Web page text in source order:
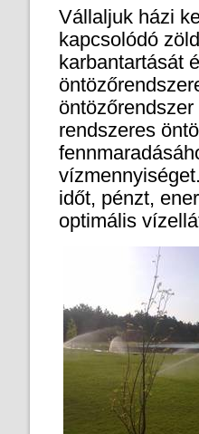
Vállaljuk házi
kapcsolódó
karbantartását
rendszeres
időt, pénzt,
optimális